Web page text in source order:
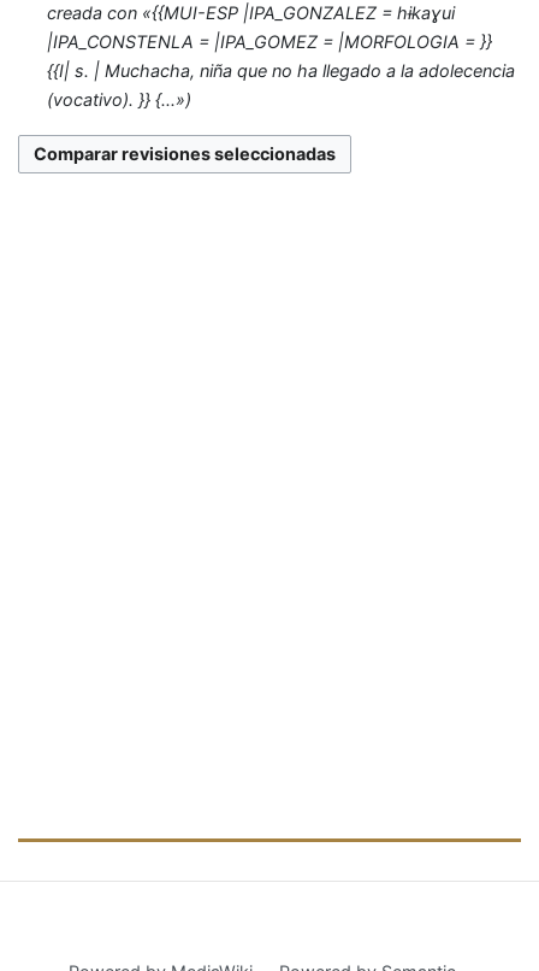
creada con «{{MUI-ESP |IPA_GONZALEZ = hɨkaɣui
|IPA_CONSTENLA = |IPA_GOMEZ = |MORFOLOGIA = }}
{{I| s. | Muchacha, niña que no ha llegado a la adolecencia
(vocativo). }} {...»